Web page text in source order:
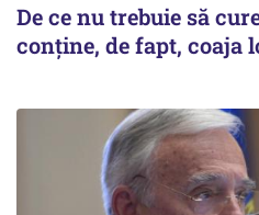
De ce nu trebuie să
conține, de fapt, coaja